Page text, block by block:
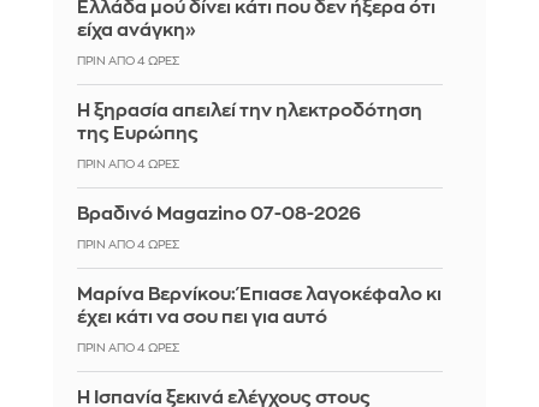
Ελλάδα μού δίνει κάτι που δεν ήξερα ότι
είχα ανάγκη»
ΠΡΙΝ ΑΠΌ 4 ΏΡΕΣ
Η ξηρασία απειλεί την ηλεκτροδότηση
της Ευρώπης
ΠΡΙΝ ΑΠΌ 4 ΏΡΕΣ
Βραδινό Magazino 07-08-2026
ΠΡΙΝ ΑΠΌ 4 ΏΡΕΣ
Μαρίνα Βερνίκου: Έπιασε λαγοκέφαλο κι
έχει κάτι να σου πει για αυτό
ΠΡΙΝ ΑΠΌ 4 ΏΡΕΣ
Η Ισπανία ξεκινά ελέγχους στους